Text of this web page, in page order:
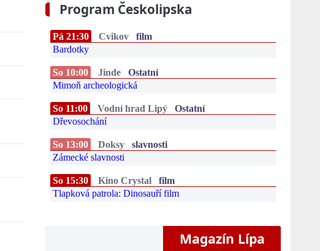
Program Českolipska
Pá 21:30 Cvikov
film
Bardotky
So 10:00 Jinde
Ostatní
Mimoň archeologická
So 11:00 Vodní hrad Lipý
Ostatní
Dřevosochání
So 13:00 Doksy
slavnosti
Zámecké slavnosti
So 15:30 Kino Crystal
film
Tlapková patrola: Dinosauří film
Magazín Lípa